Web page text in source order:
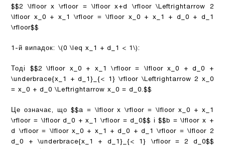
$$2 \lfloor x \rfloor = \lfloor x+d \rfloor \Leftrightarrow 2
\lfloor x_0 + x_1 \rfloor = \lfloor x_0 + x_1 + d_0 + d_1
\rfloor$$
1-й випадок: \(0 \leq x_1 + d_1 < 1\):
Тоді $$2 \lfloor x_0 + x_1 \rfloor = \lfloor x_0 + d_0 +
\underbrace{x_1 + d_1}_{< 1} \rfloor \Leftrightarrow 2 x_0
= x_0 + d_0 \Leftrightarrow x_0 = d_0.$$
Це означає, що $$a = \lfloor x \rfloor = \lfloor x_0 + x_1
\rfloor = \lfloor d_0 + x_1 \rfloor = d_0$$ і$$b = \lfloor x +
d \rfloor = \lfloor x_0 + x_1 + d_0 + d_1 \rfloor = \lfloor 2
d_0 + \underbrace{x_1 + d_1}_{< 1} \rfloor = 2 d_0$$